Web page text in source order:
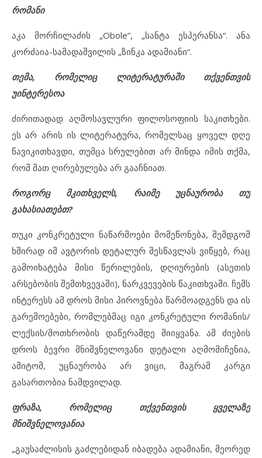
რომანი
აკა მორჩილაძის „Obole”, „სანტა ესპერანსა“. ანა
კორძაია-სამადაშვილის „ზინკა ადამიანი“.
თემა, რომელიც ლიტერატურაში თქვენთვის
უინტერესოა
ძირითადად აღმოსავლური ფილოსოფიის საკითხები.
ეს არ არის ის ლიტერატურა, რომელსაც ყოველ დღე
წავიკითხავდი, თუმცა სრულებით არ მინდა იმის თქმა,
რომ მათ ღირებულება არ გააჩნიათ.
როგორც მკითხველს, რაიმე უცნაურობა თუ
გახასიათებთ?
თუკი კონკრეტული ნაწარმოები მომეწონება, შემდგომ
ხშირად იმ ავტორის დეტალურ შესწავლას ვიწყებ, რაც
გამოიხატება მისი წერილების, დღიურების (ასეთის
არსებობის შემთხვევაში), ნარკვევების წაკითხვაში. ჩემს
ინტერესს ამ დროს მისი პიროვნება წარმოადგენს და ის
გარემოებები, რომლებმაც იგი კონკრეტული რომანის/
ლექსის/მოთხრობის დაწერამდე მიიყვანა. ამ ძიების
დროს ბევრი მნიშვნელოვანი დეტალი აღმომიჩენია,
ამიტომ, უცნაურობა არ ვიცი, მაგრამ კარგი
გასართობია ნამდვილად.
ფრაზა, რომელიც თქვენთვის ყველაზე
მნიშვნელოვანია
„გაუსაძლისის გაძლებიდან იბადება ადამიანი, მეორედ